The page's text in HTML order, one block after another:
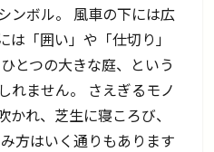
ンボル。 風車の下には広
「囲い」や「仕切り」
とつの大きな庭、という
れません。 さえぎるモノ
れ、芝生に寝ころび、
方はいく通りもあります